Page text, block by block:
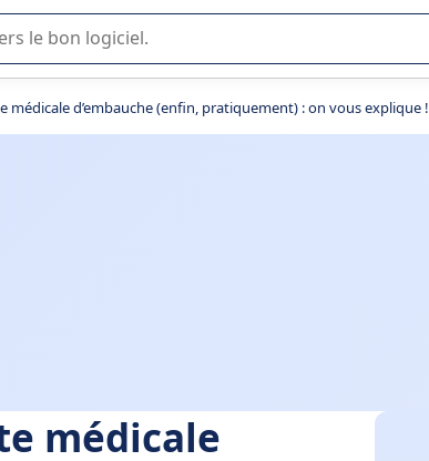
de logiciel SaaS en entreprise.
médicale d’embauche (enfin, pratiquement) : on vous explique !
médicale